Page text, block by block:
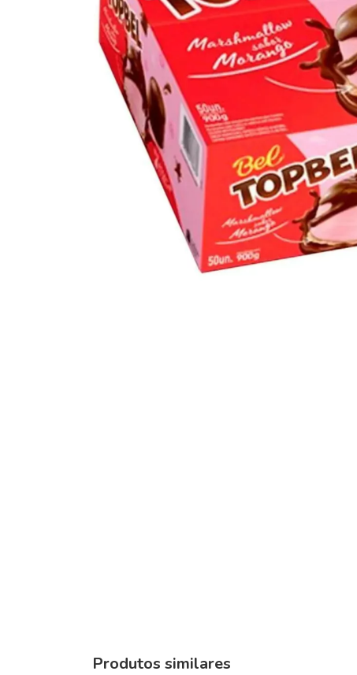
Produtos similares